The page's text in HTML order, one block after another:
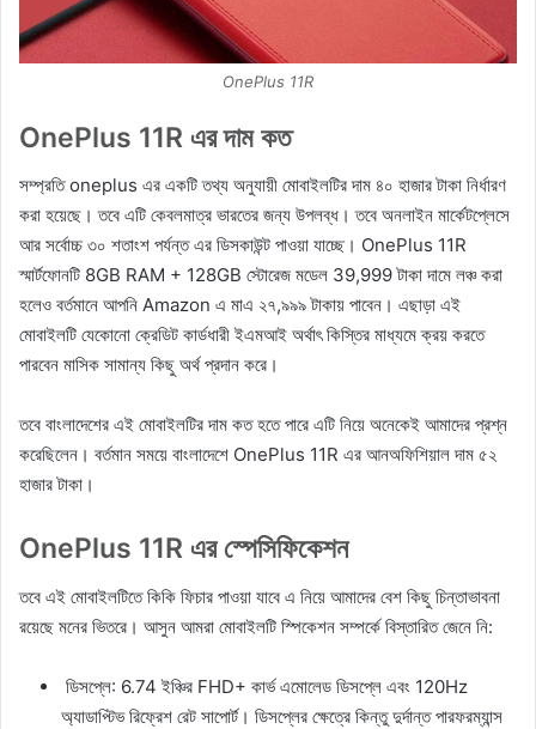
OnePlus 11R
OnePlus 11R এর দাম কত
সম্প্রতি oneplus এর একটি তথ্য অনুযায়ী মোবাইলটির দাম ৪০ হাজার টাকা নির্ধারণ
করা হয়েছে। তবে এটি কেবলমাত্র ভারতের জন্য উপলব্ধ। তবে অনলাইন মার্কেটপ্লেসে
আর সর্বোচ্চ ৩০ শতাংশ পর্যন্ত এর ডিসকাউন্ট পাওয়া যাচ্ছে। OnePlus 11R
স্মার্টফোনটি 8GB RAM + 128GB স্টোরেজ মডেল 39,999 টাকা দামে লঞ্চ করা
হলেও বর্তমানে আপনি Amazon এ মাএ ২৭,৯৯৯ টাকায় পাবেন। এছাড়া এই
মোবাইলটি যেকোনো ক্রেডিট কার্ডধারী ইএমআই অর্থাৎ কিস্তির মাধ্যমে ক্রয় করতে
পারবেন মাসিক সামান্য কিছু অর্থ প্রদান করে।
তবে বাংলাদেশের এই মোবাইলটির দাম কত হতে পারে এটি নিয়ে অনেকেই আমাদের প্রশ্ন
করেছিলেন। বর্তমান সময়ে বাংলাদেশে OnePlus 11R এর আনঅফিশিয়াল দাম ৫২
হাজার টাকা।
OnePlus 11R এর স্পেসিফিকেশন
তবে এই মোবাইলটিতে কিকি ফিচার পাওয়া যাবে এ নিয়ে আমাদের বেশ কিছু চিন্তাভাবনা
রয়েছে মনের ভিতরে। আসুন আমরা মোবাইলটি স্পিকেশন সম্পর্কে বিস্তারিত জেনে নি:
ডিসপ্লে: 6.74 ইঞ্চির FHD+ কার্ভ এমোলেড ডিসপ্লে এবং 120Hz
অ্যাডাপ্টিভ রিফ্রেশ রেট সাপোর্ট। ডিসপ্লের ক্ষেত্রে কিন্তু দুর্দান্ত পারফরম্যান্স